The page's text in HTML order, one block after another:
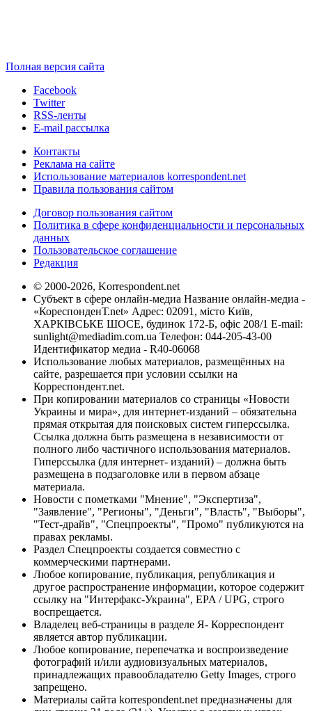
Полная версия сайта
Facebook
Twitter
RSS-ленты
E-mail рассылка
Контакты
Реклама на сайте
Использование материалов korrespondent.net
Правила пользования сайтом
Договор пользования сайтом
Политика в сфере конфиденциальности и персональных
данных
Пользовательское соглашение
Редакция
© 2000-2026, Korrespondent.net
Субъект в сфере онлайн-медиа Название онлайн-медиа -
«КореспонденТ.net» Адрес: 02091, місто Київ,
ХАРКІВСЬКЕ ШОСЕ, будинок 172-Б, офіс 208/1 E-mail:
sunlight@mediadim.com.ua Телефон: 044-205-43-00
Идентификатор медиа - R40-06068
Использование любых материалов, размещённых на
сайте, разрешается при условии ссылки на
Корреспондент.net.
При копировании материалов со страницы «Новости
Украины и мира», для интернет-изданий – обязательна
прямая открытая для поисковых систем гиперссылка.
Ссылка должна быть размещена в независимости от
полного либо частичного использования материалов.
Гиперссылка (для интернет- изданий) – должна быть
размещена в подзаголовке или в первом абзаце
материала.
Новости с пометками "Мнение", "Экспертиза",
"Заявление", "Регионы", "Деньги", "Власть", "Выборы",
"Тест-драйв", "Спецпроекты", "Промо" публикуются на
правах рекламы.
Раздел Спецпроекты создается совместно с
коммерческими партнерами.
Любое копирование, публикация, републикация и
другое распространение информации, которое содержит
ссылку на "Интерфакс-Украина", EPA / UPG, строго
воспрещается.
Владелец веб-страницы в разделе Я- Корреспондент
является автор публикации.
Любое копирование, перепечатка и воспроизведение
фотографий и/или аудиовизуальных материалов,
принадлежащих правообладателю Getty Images, строго
запрещено.
Материалы сайта korrespondent.net предназначены для